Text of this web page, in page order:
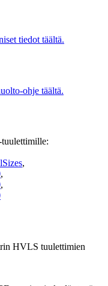
tiedot täältä.
ohje täältä.
,
,
,
HVLS tuulettimien